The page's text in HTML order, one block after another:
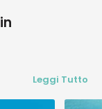
Leggi Tutto